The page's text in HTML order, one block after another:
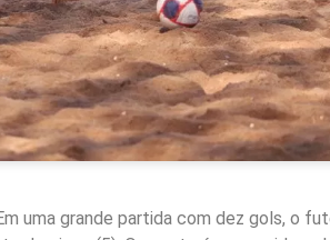
uma grande partida com dez gols, o